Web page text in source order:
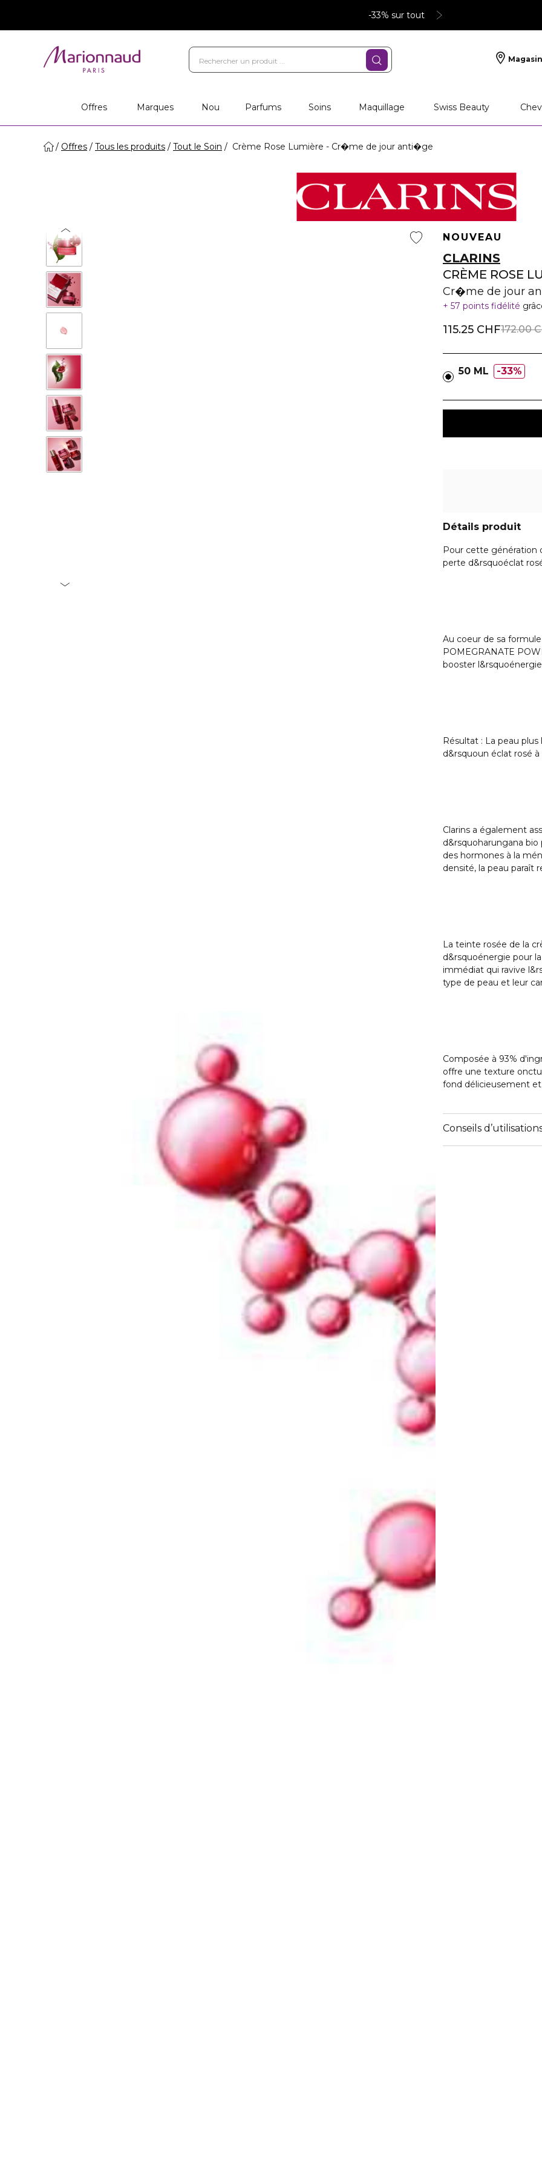
-33% sur tout
Offres Marques Nou Parfums Soins Maquillage Swiss Beauty
Offres Tous les produits Tout le Soin Crème Rose Lumière - Cr�me de jour anti�ge
NOUVEAU
CLARINS
CRÈME ROSE
Cr�me de jour
57 points fidélité
115.25 CHF172.00
50 ML 33%
Détails produit
Pour cette génération
perte d&rsquoéclat
Au coeur de sa
POMEGRANATE
booster
Résultat : La peau
d&rsquoun éclat rosé
Clarins a également
d&rsquoharungana
des hormones à la
densité, la peau paraît
La teinte rosée de la
d&rsquoénergie pour
immédiat qui ravive
type de peau et leur
Composée à 93%
offre une texture
fond délicieusement
Conseils